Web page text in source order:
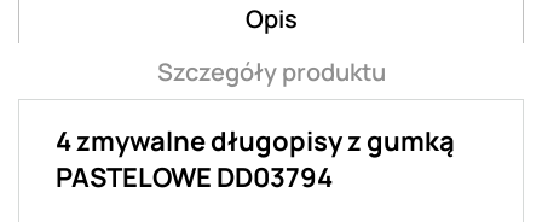
Opis
Szczegóły produktu
4 zmywalne długopisy z gumką
PASTELOWE DD03794